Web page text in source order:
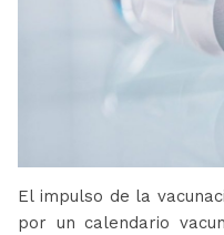
El impulso de la
por un calendario